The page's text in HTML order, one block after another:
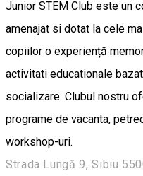
Junior STEM Club este un
amenajat si dotat la cele
copiilor o experiență
activitati educationale
socializare. Clubul nostru
programe de vacanta,
workshop-uri.
Strada Lungă 9, Sibiu